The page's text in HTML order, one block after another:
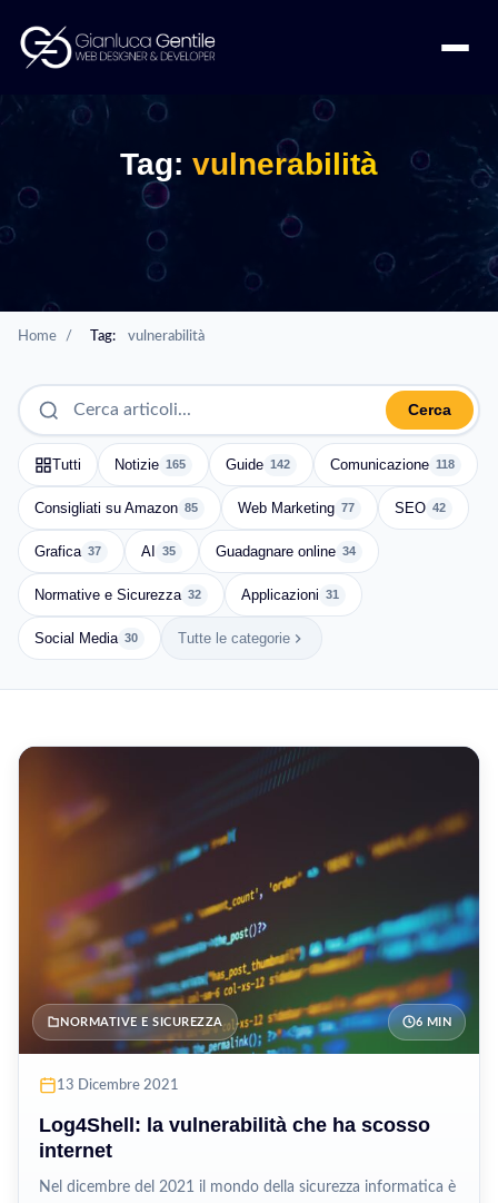
Tag: vulnerabilità
Home / Tag: vulnerabilità
Cerca
Tutti Notizie 165 Guide 142 Comunicazione 118
Consigliati su Amazon 85 Web Marketing 77 SEO 42
Grafica 37 AI 35 Guadagnare online 34
Normative e Sicurezza 32 Applicazioni 31
Social Media 30 Tutte le categorie
NORMATIVE E SICUREZZA 6 MIN
13 Dicembre 2021
Log4Shell: la vulnerabilità che ha scosso
internet
Nel dicembre del 2021 il mondo della sicurezza informatica è